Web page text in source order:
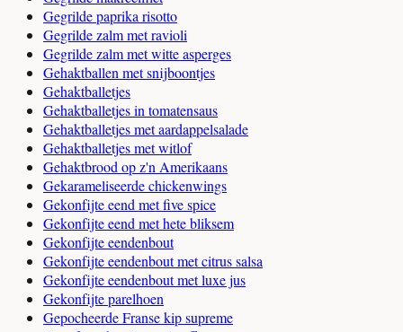
Gegrilde paprika risotto
Gegrilde zalm met ravioli
Gegrilde zalm met witte asperges
Gehaktballen met snijboontjes
Gehaktballetjes
Gehaktballetjes in tomatensaus
Gehaktballetjes met aardappelsalade
Gehaktballetjes met witlof
Gehaktbrood op z'n Amerikaans
Gekarameliseerde chickenwings
Gekonfijte eend met five spice
Gekonfijte eend met hete bliksem
Gekonfijte eendenbout
Gekonfijte eendenbout met citrus salsa
Gekonfijte eendenbout met luxe jus
Gekonfijte parelhoen
Gepocheerde Franse kip supreme